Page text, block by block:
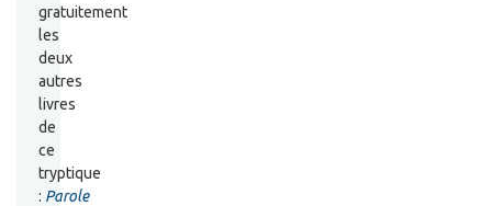
gratuitement
les
deux
autres
livres
de
ce
tryptique
: Parole